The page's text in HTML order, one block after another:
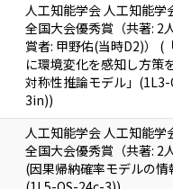
人工知能学会 人工知能学
全国大会優秀賞（共著: 2
賞者: 甲野佑(当時D2)） (
に環境変化を感知し方策
対称性推論モデル」
3in))
人工知能学会 人工知能学
全国大会優秀賞（共著: 2
(因果帰納確率モデルの情